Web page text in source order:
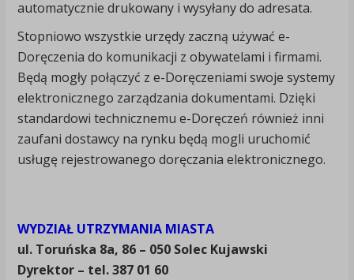
automatycznie drukowany i wysyłany do adresata.
Stopniowo wszystkie urzędy zaczną używać e-
Doręczenia do komunikacji z obywatelami i firmami.
Będą mogły połączyć z e-Doręczeniami swoje systemy
elektronicznego zarządzania dokumentami. Dzięki
standardowi technicznemu e-Doręczeń również inni
zaufani dostawcy na rynku będą mogli uruchomić
usługę rejestrowanego doręczania elektronicznego.
WYDZIAŁ UTRZYMANIA MIASTA
ul. Toruńska 8a, 86 – 050 Solec Kujawski
Dyrektor – tel. 387 01 60